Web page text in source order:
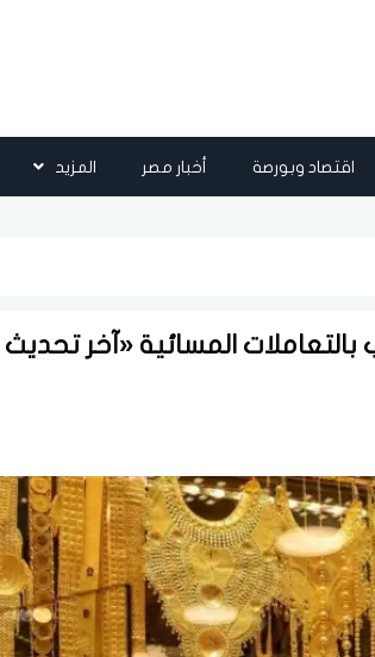
اقتصاد وبورصة أخبار مصر المزيد
بالتعاملات المسائية «آخر تحديث